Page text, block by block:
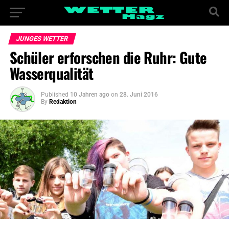
JUNGES WETTER
Schüler erforschen die Ruhr: Gute
Wasserqualität
Published 10 Jahren ago on 28. Juni 2016
By Redaktion